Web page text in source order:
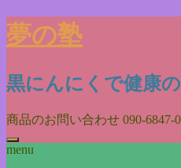
Skip
to
content
夢の塾
黒にんにくで健康の
商品のお問い合わせ 090-6847-
menu